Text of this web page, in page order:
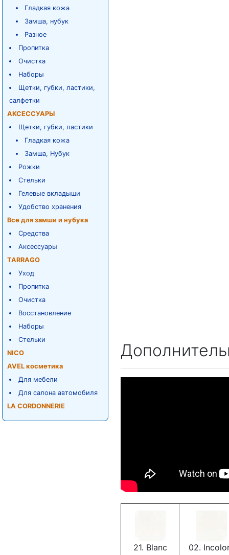
Гладкая кожа
Замша, нубук
Разное
Пропитка
Очистка
Наборы
Щетки, губки, ластики,
салфетки
АКСЕССУАРЫ
Щетки, губки, ластики
Гладкая кожа
Замша, Нубук
Рожки
Стельки
Гелевые вкладыши
Удобство хранения
Все для замши и нубука
Средства
Аксессуары
TARRAGO
Уход
Пропитка
Очистка
Восстановление
Наборы
Стельки
NICO
AVEL косметика
Для мебели
Для салона автомобиля
LA CORDONNERIE
21. Blanc 02.